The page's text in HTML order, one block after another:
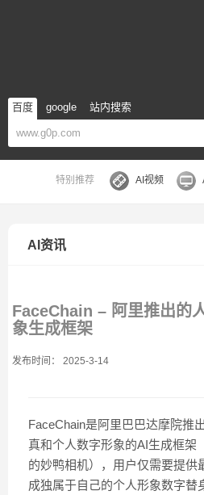
百度 google 站内搜索
特别推荐 AI视频
AI资讯
FaceChain – 阿里推出的
象生成框架
发布时间： 2025-3-14
FaceChain是阿里巴巴达摩院推
真和个人数字形象的AI生成框架
的妙鸭相机），用户仅需要提供
成独属于自己的个人形象数字替